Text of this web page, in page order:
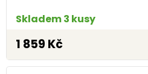
Skladem 3 kusy
1 859 Kč